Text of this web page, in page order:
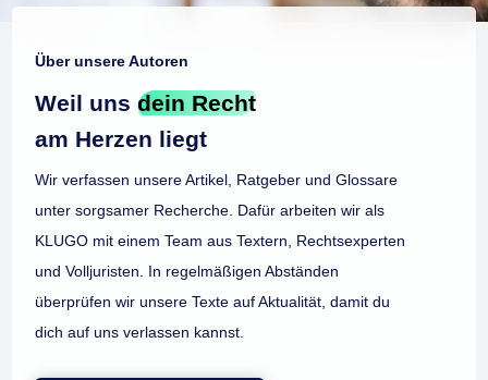
Über unsere Autoren
Weil unsdein Recht
am Herzen liegt
Wir verfassen unsere Artikel, Ratgeber und Glossare
unter sorgsamer Recherche. Dafür arbeiten wir als
KLUGO mit einem Team aus Textern, Rechtsexperten
und Volljuristen. In regelmäßigen Abständen
überprüfen wir unsere Texte auf Aktualität, damit du
dich auf uns verlassen kannst.